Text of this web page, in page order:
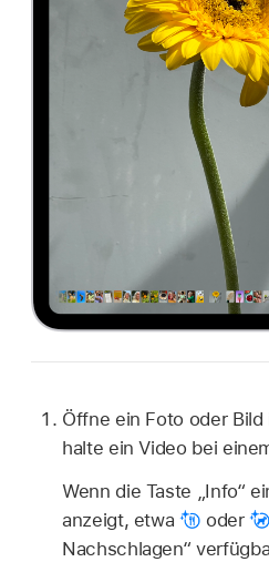
Öffne ein Foto oder
halte ein Video bei
Wenn die Taste „Info“
anzeigt, etwa
oder
Nachschlagen“